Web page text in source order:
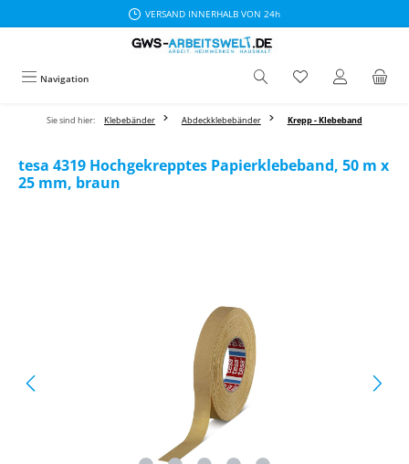
VERSAND INNERHALB VON 24h
Navigation
Sie sind hier: Klebebänder Abdeckklebebänder Krepp - Klebeband
tesa 4319 Hochgekrepptes Papierklebeband, 50 m x
25 mm, braun